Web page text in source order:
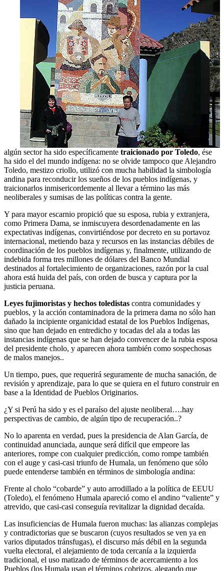
algún sector ha sido específicamente traicionado por Toledo, ése
ha sido el del mundo indígena: no se olvide tampoco que Alejandro
Toledo, mestizo criollo, utilizó con mucha habilidad la simbología
andina para reconducir los sueños de los pueblos indígenas, y
traicionarlos inmisericordemente al llevar a término las más
neoliberales y sumisas de las políticas contra la gente.
Y para mayor escarnio propició que su esposa, rubia y extranjera,
como Primera Dama, se inmiscuyera desordenadamente en las
expectativas indígenas, convirtiéndose por decreto en su portavoz
internacional, metiendo baza y recursos en las instancias débiles de
coordinación de los pueblos indígenas y, finalmente, utilizando de
indebida forma tres millones de dólares del Banco Mundial
destinados al fortalecimiento de organizaciones, razón por la cual
ahora está huida del país, con orden de busca y captura por la
justicia peruana.
Leyes fujimoristas y hechos toledistas contra comunidades y
pueblos, y la acción contaminadora de la primera dama no sólo han
dañado la incipiente organicidad estatal de los Pueblos Indígenas,
sino que han dejado en entredicho y tocadas del ala a todas las
instancias indígenas que se han dejado convencer de la rubia esposa
del presidente cholo, y aparecen ahora también como sospechosas
de malos manejos..
Un tiempo, pues, que requerirá seguramente de mucha sanación, de
revisión y aprendizaje, para lo que se quiera en el futuro construir en
base a la Identidad de Pueblos Originarios.
¿Y si Perú ha sido y es el paraíso del ajuste neoliberal….hay
perspectivas de cambio, de algún tipo de recuperación..?
No lo aparenta en verdad, pues la presidencia de Alan García, de
continuidad anunciada, aunque será difícil que empeore las
anteriores, rompe con cualquier predicción, como rompe también
con el auge y casi-casi triunfo de Humala, un fenómeno que sólo
puede entenderse también en términos de simbología andina:
Frente al cholo “cobarde” y auto arrodillado a la política de EEUU
(Toledo), el fenómeno Humala apareció como el andino “valiente” y
atrevido, que casi-casi conseguía revitalizar la dignidad decaída.
Las insuficiencias de Humala fueron muchas: las alianzas complejas
y contradictorias que se buscaron (cuyos resultados se ven ya en
varios diputados tránsfugas), el discurso más débil en la segunda
vuelta electoral, el alejamiento de toda cercanía a la izquierda
tradicional, el uso matizado de términos de acercamiento a los
Pueblos (los Humala usan el términos cobrizos, alegando que